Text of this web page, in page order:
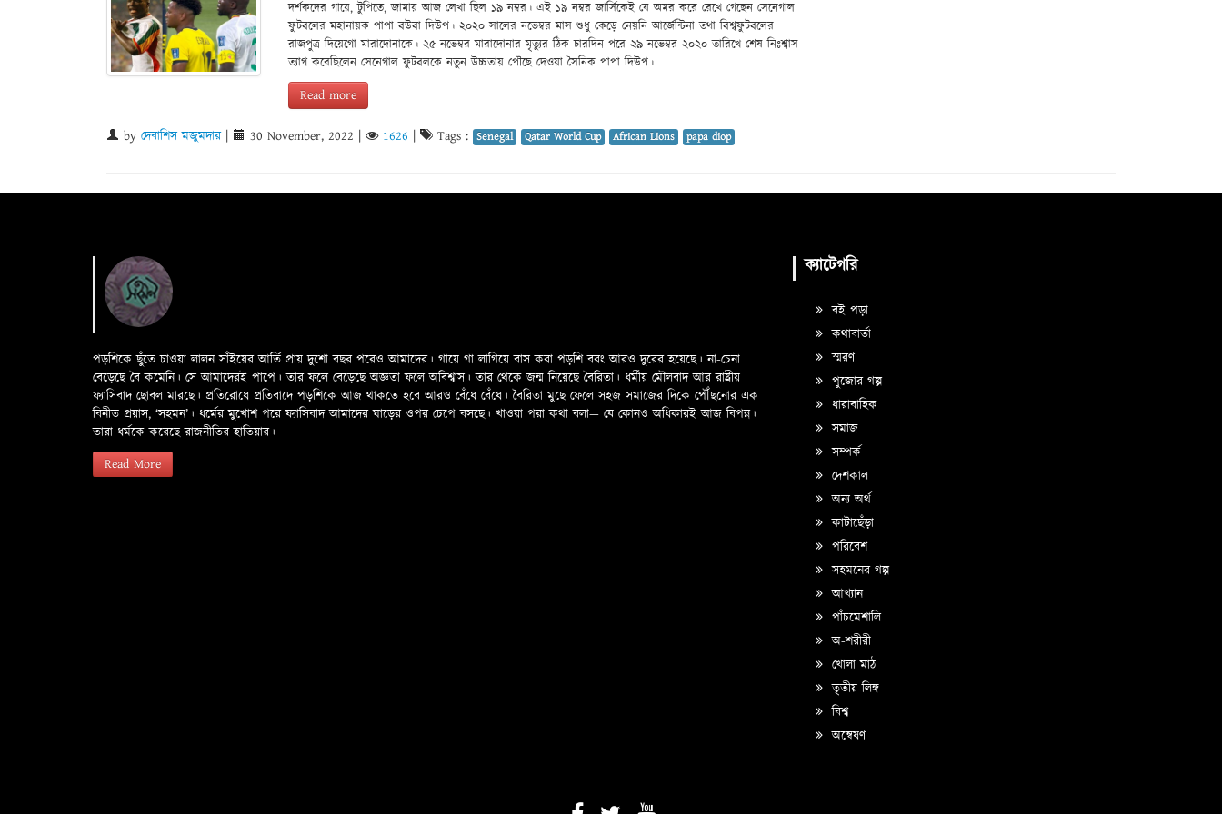
দর্শকদের গায়ে, টুপিতে, জামায় আজ লেখা ছিল ১৯ নম্বর। এই ১৯ নম্বর জার্সিকেই যে অমর করে রেখে গেছেন সেনেগাল
ফুটবলের মহানায়ক পাপা বউবা দিউপ। ২০২০ সালের নভেম্বর মাস শুধু কেড়ে নেয়নি আর্জেন্টিনা তথা বিশ্বফুটবলের
রাজপুত্র দিয়েগো মারাদোনাকে। ২৫ নভেম্বর মারাদোনার মৃত্যুর ঠিক চারদিন পরে ২৯ নভেম্বর ২০২০ তারিখে শেষ নিঃশ্বাস
ত্যাগ করেছিলেন সেনেগাল ফুটবলকে নতুন উচ্চতায় পৌছে দেওয়া সৈনিক পাপা দিউপ।
Read more
by দেবাশিস মজুমদার| 30 November, 2022 1626 Tags : Senegal Qatar World Cup African Lions papa diop
পড়শিকে ছুঁতে চাওয়া লালন সাঁইয়ের আর্তি প্রায় দুশো বছর পরেও আমাদের। গায়ে গা লাগিয়ে বাস করা পড়শি বরং আরও দুরের হয়েছে। না-চেনা
বেড়েছে বৈ কমেনি। সে আমাদেরই পাপে। তার ফলে বেড়েছে অজ্ঞতা ফলে অবিশ্বাস। তার থেকে জন্ম নিয়েছে বৈরিতা। ধর্মীয় মৌলবাদ আর রাষ্ট্রীয়
ফ্যাসিবাদ ছোবল মারছে। প্রতিরোধে প্রতিবাদে পড়শিকে আজ থাকতে হবে আরও বেঁধে বেঁধে। বৈরিতা মুছে ফেলে সহজ সমাজের দিকে পৌঁছনোর এক
বিনীত প্রয়াস, ‘সহমন’। ধর্মের মুখোশ পরে ফ্যাসিবাদ আমাদের ঘাড়ের ওপর চেপে বসছে। খাওয়া পরা কথা বলা—­­ যে কোনও অধিকারই আজ বিপন্ন।
তারা ধর্মকে করেছে রাজনীতির হাতিয়ার।
Read More
ক্যাটেগরি
বই পড়া
কথাবার্তা
স্মরণ
পুজোর গল্প
ধারাবাহিক
সমাজ
সম্পর্ক
দেশকাল
অন্য অর্থ
কাটাছেঁড়া
পরিবেশ
সহমনের গল্প
আখ্যান
পাঁচমেশালি
অ-শরীরী
খোলা মাঠ
তৃতীয় লিঙ্গ
বিশ্ব
অন্বেষণ